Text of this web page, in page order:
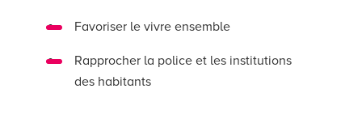
Favoriser le vivre ensemble
Rapprocher la police et les institutions
des habitants